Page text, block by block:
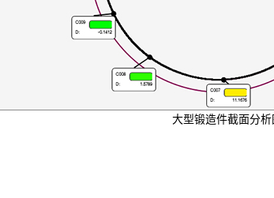
大型锻造件截面分析